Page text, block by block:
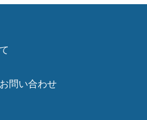
問い合わせ